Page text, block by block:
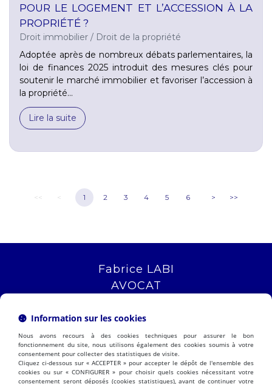
POUR LE LOGEMENT ET L’ACCESSION À LA
PROPRIÉTÉ ?
Droit immobilier / Droit de la propriété
Adoptée après de nombreux débats parlementaires, la
loi de finances 2025 introduit des mesures clés pour
soutenir le marché immobilier et favoriser l’accession à
la propriété...
Lire la suite
1 2 3 4 5 6 > >>
Fabrice LABI
AVOCAT
13006 MARSEILLE
NOUS LOCALISER
PRÉSENTATION EXPERTISES
Information sur les cookies
Nous avons recours à des cookies techniques pour assurer le bon
fonctionnement du site, nous utilisons également des cookies soumis à votre
consentement pour collecter des statistiques de visite.
Cliquez ci-dessous sur « ACCEPTER » pour accepter le dépôt de l'ensemble des
cookies ou sur « CONFIGURER » pour choisir quels cookies nécessitant votre
consentement seront déposés (cookies statistiques), avant de continuer votre